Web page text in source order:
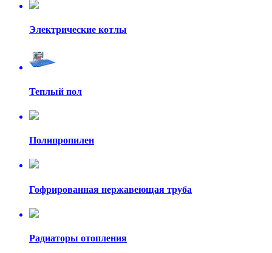
Электрические котлы
Теплый пол
Полипропилен
Гофрированная нержавеющая труба
Радиаторы отопления